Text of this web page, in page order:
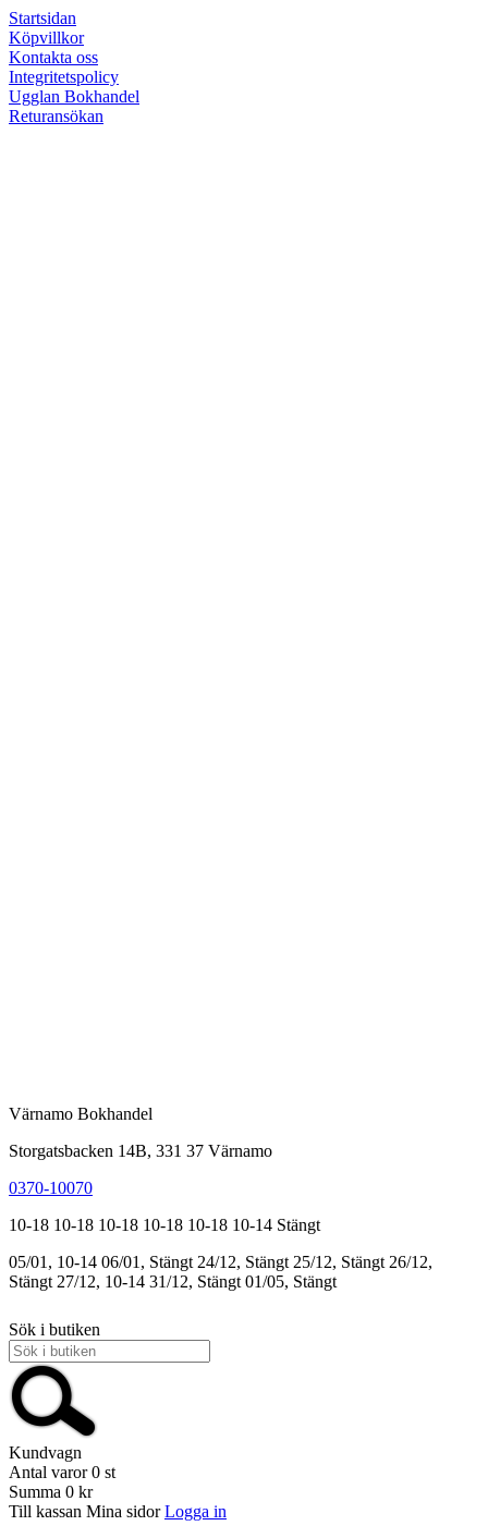
Startsidan
Köpvillkor
Kontakta oss
Integritetspolicy
Ugglan Bokhandel
Returansökan
Värnamo Bokhandel
Storgatsbacken 14B, 331 37 Värnamo
0370-10070
10-18 10-18 10-18 10-18 10-18 10-14 Stängt
05/01, 10-14 06/01, Stängt 24/12, Stängt 25/12, Stängt 26/12,
Stängt 27/12, 10-14 31/12, Stängt 01/05, Stängt
Sök i butiken
Kundvagn
Antal varor 0 st
Summa 0 kr
Till kassan Mina sidor Logga in